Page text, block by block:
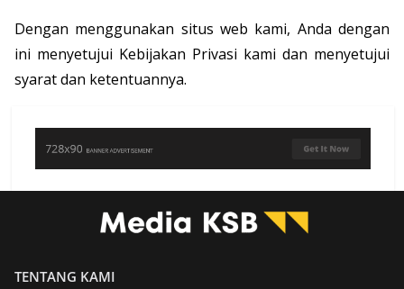
Dengan menggunakan situs web kami, Anda dengan
ini menyetujui Kebijakan Privasi kami dan menyetujui
syarat dan ketentuannya.
TENTANG KAMI